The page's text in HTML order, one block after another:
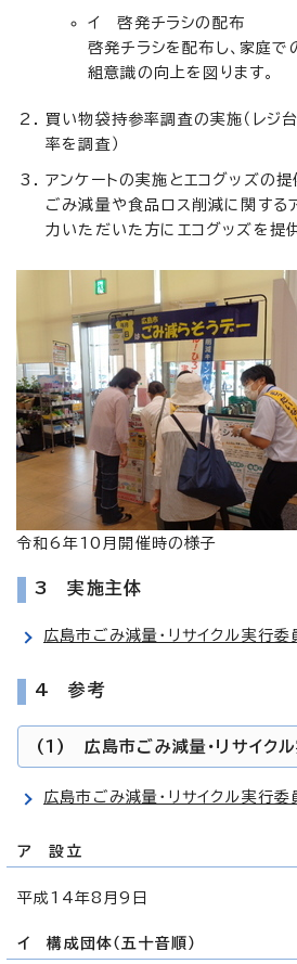
イ 啓発チラシの配布
啓発チラシを配布し、家庭で
組意識の向上を図ります。
買い物袋持参率調査の実施（レジ
率を調査）
アンケートの実施とエコグッズの提
ごみ減量や食品ロス削減に関する
力いただいた方にエコグッズを提供
令和6年10月開催時の様子
3 実施主体
広島市ごみ減量・リサイクル実行委
4 参考
(1) 広島市ごみ減量・リサイク
広島市ごみ減量・リサイクル実行委
ア 設立
平成14年8月9日
イ 構成団体（五十音順）